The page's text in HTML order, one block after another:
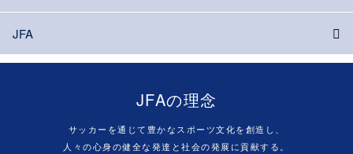
JFA
JFAの理念
サッカーを通じて豊かなスポーツ文化を創造し、
人々の心身の健全な発達と社会の発展に貢献する。